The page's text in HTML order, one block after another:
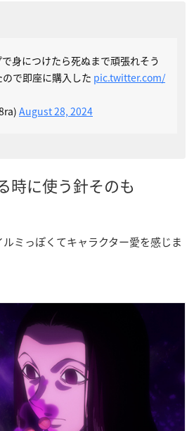
身につけたら死ぬまで頑張れそう
で即座に購入した pic.twitter.com/
August 28, 2024
時に使う針そのも
ミっぽくてキャラクター愛を感じま